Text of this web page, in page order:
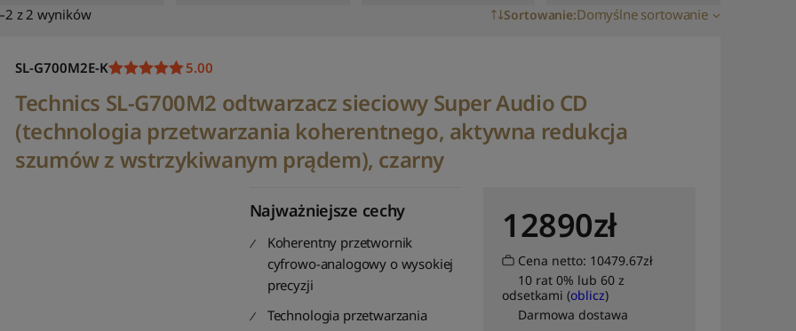
Sortowanie:
Sortuj wg średniej
oceny
Sortuj po cenie od
najwyższej
Sortuj po nazwie: od A
do Z
Domyślne sortowanie
z 2 wyników
SL-G700M2E-K 5.00
Technics SL-G700M2 odtwarzacz sieciowy Super Audio CD
(technologia przetwarzania koherentnego, aktywna redukcja
szumów z wstrzykiwanym prądem), czarny
Najważniejsze cechy
Koherentny przetwornik
cyfrowo-analogowy o wysokiej
precyzji
Technologia przetwarzania
12890zł
Cena netto: 10479.67zł
10 rat 0% lub 60 z
odsetkami (oblicz)
Darmowa dostawa